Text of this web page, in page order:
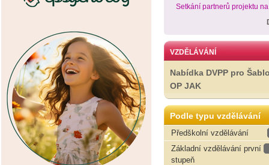
Setkání partnerů projektu
VZDĚLÁVÁNÍ
Nabídka DVPP pro
OP JAK
Podle typu vzdělávání
Předškolní vzdělávání
Základní vzdělávání první
stupeň